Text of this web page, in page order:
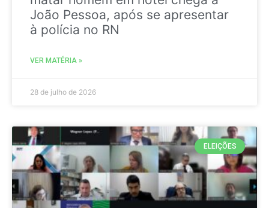
João Pessoa, após se apresentar
à polícia no RN
VER MATÉRIA »
28 de julho de 2026
ELEIÇÕES